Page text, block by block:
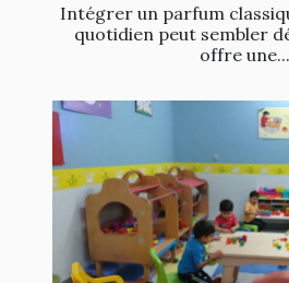
Intégrer un parfum
quotidien peut sembler
offre une...